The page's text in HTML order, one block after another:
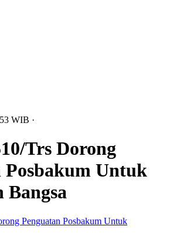
WIB ·
Trs Dorong
Posbakum Untuk
Bangsa